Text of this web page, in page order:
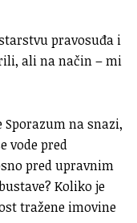
pravosuđa i
ali na način – mi
Sporazum na snazi,
vode pred
pred upravnim
Koliko je
tražene imovine